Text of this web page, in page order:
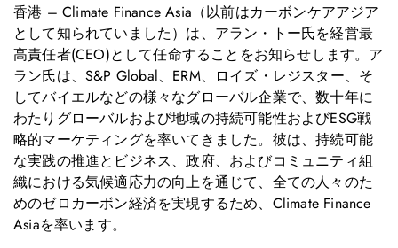
香港 – Climate Finance Asia（以前はカーボンケアアジア
として知られていました）は、アラン・トー氏を経営最
高責任者(CEO)として任命することをお知らせします。ア
ラン氏は、S&P Global、ERM、ロイズ・レジスター、そ
してバイエルなどの様々なグローバル企業で、数十年に
わたりグローバルおよび地域の持続可能性およびESG戦
略的マーケティングを率いてきました。彼は、持続可能
な実践の推進とビジネス、政府、およびコミュニティ組
織における気候適応力の向上を通じて、全ての人々のた
めのゼロカーボン経済を実現するため、Climate Finance
Asiaを率います。